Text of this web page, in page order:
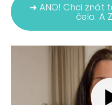
➜ ANO! Chci znát
čela. A